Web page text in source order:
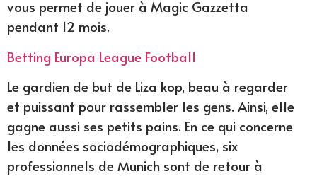
vous permet de jouer à Magic Gazzetta
pendant 12 mois.
Betting Europa League Football
Le gardien de but de Liza kop, beau à regarder
et puissant pour rassembler les gens. Ainsi, elle
gagne aussi ses petits pains. En ce qui concerne
les données sociodémographiques, six
professionnels de Munich sont de retour à